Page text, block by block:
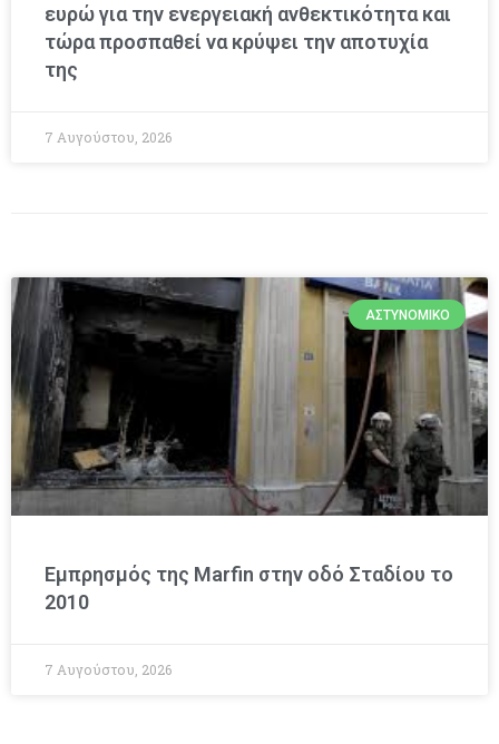
ευρώ για την ενεργειακή ανθεκτικότητα και
τώρα προσπαθεί να κρύψει την αποτυχία
της
7 Αυγούστου, 2026
ΑΣΤΥΝΟΜΙΚΌ
Εμπρησμός της Marfin στην οδό Σταδίου το
2010
7 Αυγούστου, 2026